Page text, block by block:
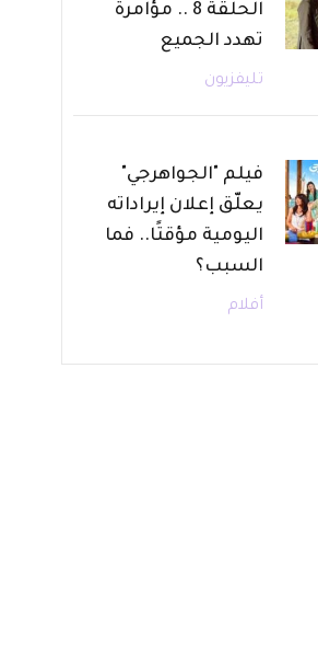
الحلقة 8 .. مؤامرة
تهدد الجميع
تليفزيون
فيلم "الجواهرجي"
يعلّق إعلان إيراداته
اليومية مؤقتًا.. فما
السبب؟
أفلام